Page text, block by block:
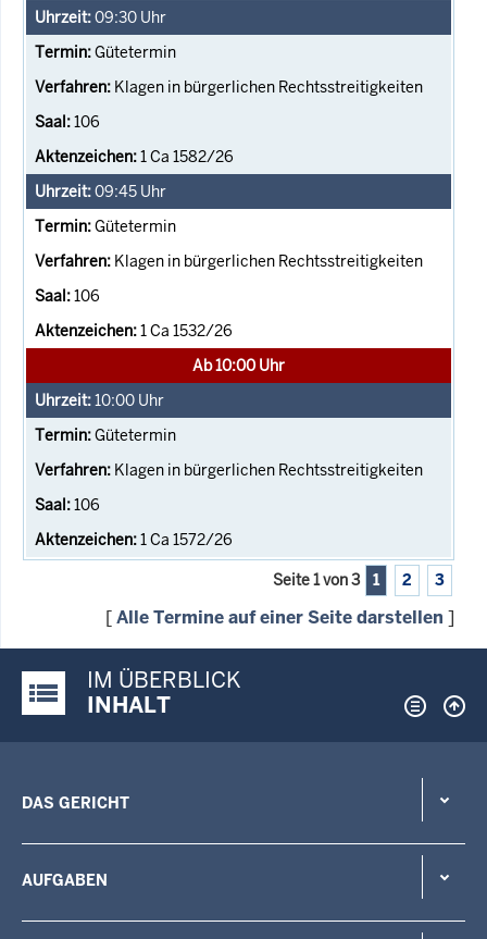
09:30 Uhr
Gütetermin
Klagen in bürgerlichen Rechtsstreitigkeiten
106
1 Ca 1582/26
09:45 Uhr
Gütetermin
Klagen in bürgerlichen Rechtsstreitigkeiten
106
1 Ca 1532/26
Ab 10:00 Uhr
10:00 Uhr
Gütetermin
Klagen in bürgerlichen Rechtsstreitigkeiten
106
1 Ca 1572/26
Seite 1 von 3 1 2 3
[Alle Termine auf einer Seite darstellen ]
Justiz-Portal im Überblick:
IM ÜBERBLICK
INHALT
DAS GERICHT
AUFGABEN